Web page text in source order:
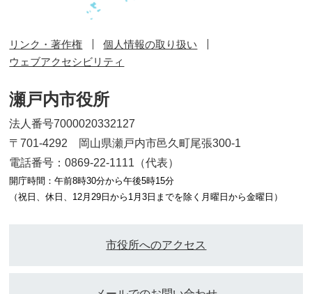
リンク・著作権
個人情報の取り扱い
ウェブアクセシビリティ
瀬戸内市役所
法人番号7000020332127
〒701-4292 岡山県瀬戸内市邑久町尾張300-1
電話番号：0869-22-1111（代表）
開庁時間：午前8時30分から午後5時15分
（祝日、休日、12月29日から1月3日までを除く月曜日から金曜日）
市役所へのアクセス